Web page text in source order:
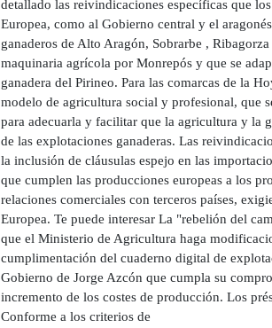
detallado las reivindicaciones específicas que
Europea, como al Gobierno central y el
ganaderos de Alto Aragón, Sobrarbe ,
maquinaria agrícola por Monrepós y que se
ganadera del Pirineo. Para las comarcas de la
modelo de agricultura social y profesional, que
para adecuarla y facilitar que la agricultura y la
de las explotaciones ganaderas. Las
la inclusión de cláusulas espejo en las
que cumplen las producciones europeas a los
relaciones comerciales con terceros países,
Europea. Te puede interesar La "rebelión del
que el Ministerio de Agricultura haga
cumplimentación del cuaderno digital de
Gobierno de Jorge Azcón que cumpla su
incremento de los costes de producción. Los
Conforme a los criterios de